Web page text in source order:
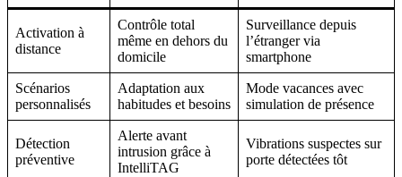
Activation à
distance
Contrôle total
même en dehors du
domicile
Surveillance depuis
l’étranger via
smartphone
Scénarios
personnalisés
Adaptation aux
habitudes et besoins
Mode vacances avec
simulation de présence
Détection
préventive
Alerte avant
intrusion grâce à
IntelliTAG
Vibrations suspectes sur
porte détectées tôt